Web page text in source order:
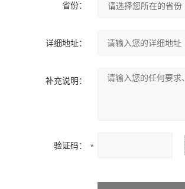
省份：
详细地址：
补充说明：
验证码：